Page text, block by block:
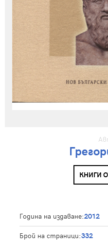
КНИГИ
Година на издаване:2012
Брой на страници:332